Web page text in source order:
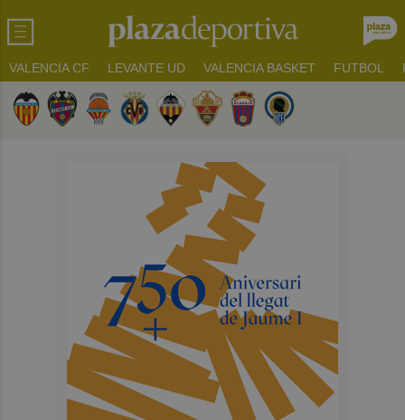
VALENCIA CF LEVANTE UD VALENCIA BASKET FUTBOL